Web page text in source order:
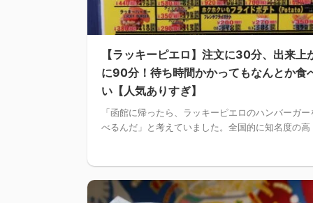
【ラッキーピエロ】注文に30分、出来上
に90分！待ち時間かかってもなんとか食
い【人気ありすぎ】
「函館に帰ったら、ラッキーピエロのハンバーガー
べるんだ」と考えていました。全国的に知名度の高